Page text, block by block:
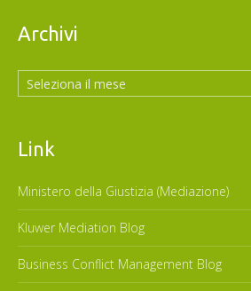
Archivi
Archivi
Link
Ministero della Giustizia (Mediazione)
Kluwer Mediation Blog
Business Conflict Management Blog